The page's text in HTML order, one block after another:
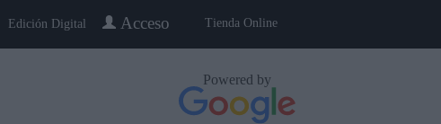
Tienda Online
Acceso
Edición Digital
Powered by